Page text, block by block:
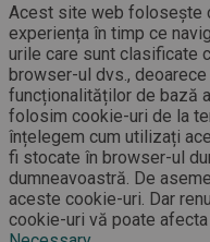
Acest site web folosește
experiența în timp ce
urile care sunt clasificate
browser-ul dvs.,
funcționalităților de bază
folosim cookie-uri de la
înțelegem cum utilizați
fi stocate în browser-ul
dumneavoastră. De
aceste cookie-uri. Dar
cookie-uri vă poate